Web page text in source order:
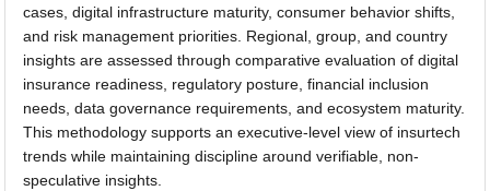
cases, digital infrastructure maturity, consumer behavior shifts,
and risk management priorities. Regional, group, and country
insights are assessed through comparative evaluation of digital
insurance readiness, regulatory posture, financial inclusion
needs, data governance requirements, and ecosystem maturity.
This methodology supports an executive-level view of insurtech
trends while maintaining discipline around verifiable, non-
speculative insights.